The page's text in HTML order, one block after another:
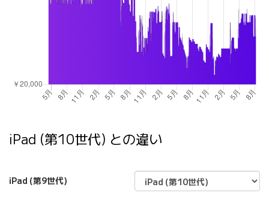
iPad (第10世代) との違い
iPad (第9世代)